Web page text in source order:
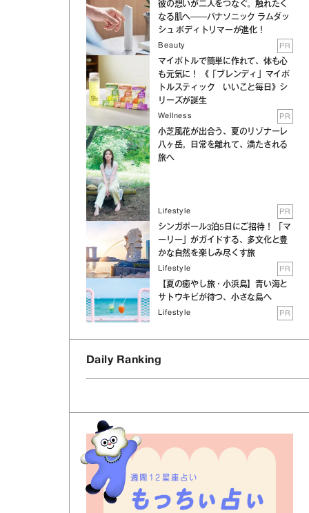
彼の想いが二人をつなぐ。触れたく
なる肌へ──パナソニック ラムダッ
シュ ボディトリマーが進化！
Beauty PR
マイボトルで簡単に作れて、体も心
も元気に！ 《「ブレンディ」マイボ
トルスティック いいこと毎日》シ
リーズが誕生
Wellness PR
小芝風花が出合う、夏のリゾナーレ
八ヶ岳。日常を離れて、満たされる
旅へ
Lifestyle PR
シンガポール3泊5日にご招待！ 「マ
ーリー」がガイドする、多文化と豊
かな自然を楽しみ尽くす旅
Lifestyle PR
【夏の癒やし旅・小浜島】青い海と
サトウキビが待つ、小さな島へ
Lifestyle PR
Daily Ranking
週間12星座占い